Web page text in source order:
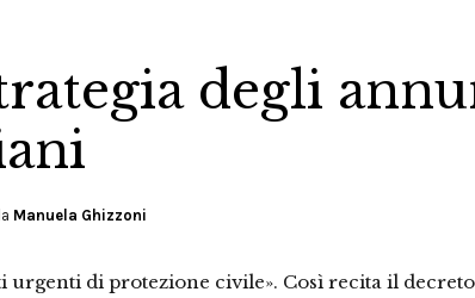
degli
Manuela Ghizzoni
urgenti di protezione civile». Così recita il